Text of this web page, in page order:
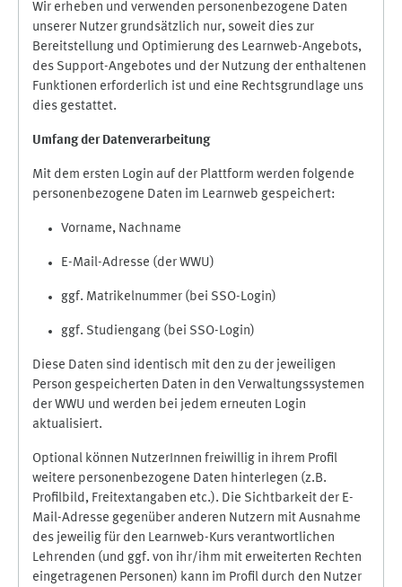
Wir erheben und verwenden personenbezogene Daten
unserer Nutzer grundsätzlich nur, soweit dies zur
Bereitstellung und Optimierung des Learnweb-Angebots,
des Support-Angebotes und der Nutzung der enthaltenen
Funktionen erforderlich ist und eine Rechtsgrundlage uns
dies gestattet.
Umfang der Datenverarbeitung
Mit dem ersten Login auf der Plattform werden folgende
personenbezogene Daten im Learnweb gespeichert:
Vorname, Nachname
E-Mail-Adresse (der WWU)
ggf. Matrikelnummer (bei SSO-Login)
ggf. Studiengang (bei SSO-Login)
Diese Daten sind identisch mit den zu der jeweiligen
Person gespeicherten Daten in den Verwaltungssystemen
der WWU und werden bei jedem erneuten Login
aktualisiert.
Optional können NutzerInnen freiwillig in ihrem Profil
weitere personenbezogene Daten hinterlegen (z.B.
Profilbild, Freitextangaben etc.). Die Sichtbarkeit der E-
Mail-Adresse gegenüber anderen Nutzern mit Ausnahme
des jeweilig für den Learnweb-Kurs verantwortlichen
Lehrenden (und ggf. von ihr/ihm mit erweiterten Rechten
eingetragenen Personen) kann im Profil durch den Nutzer